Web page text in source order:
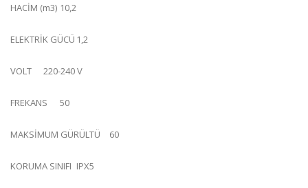
HACİM (m3) 10,2
ELEKTRİK GÜCÜ 1,2
VOLT 220-240 V
FREKANS 50
MAKSİMUM GÜRÜLTÜ 60
KORUMA SINIFI IPX5